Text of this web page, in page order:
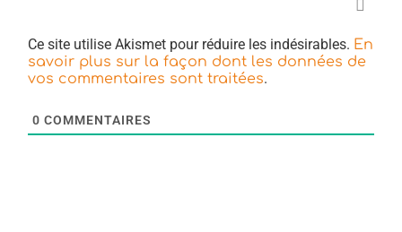
Ce site utilise Akismet pour réduire les indésirables. En
savoir plus sur la façon dont les données de
vos commentaires sont traitées.
0 COMMENTAIRES